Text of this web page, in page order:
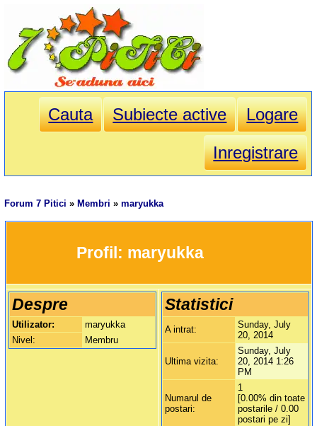
Cauta Subiecte active
Logare
Inregistrare
Forum 7 Pitici » Membri »maryukka
		Profil:
maryukka
Despre
Utilizator:
maryukka
Nivel:
Membru
Statistici
A intrat:
Sunday, July
20, 2014
Ultima vizita:
Sunday, July
20, 2014 1:26
PM
Numarul de
postari:
1
[0.00% din toate
postarile / 0.00
postari pe zi]